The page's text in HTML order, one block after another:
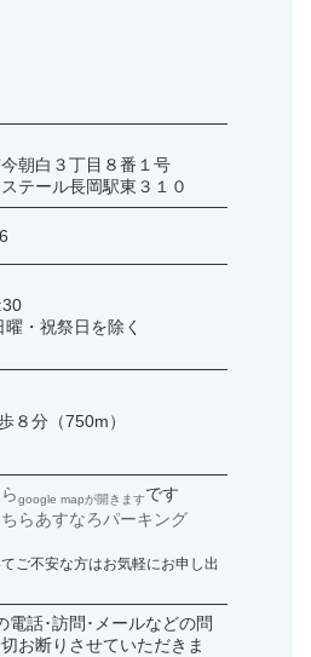
朝白３丁目８番１号
テール長岡駅東３１０
・祝祭日を除く
８分（750m）
google mapが開きますです
ちらあすなろパーキング
ご不安な方はお気軽にお申し出
電話･訪問･メールなどの問
お断りさせていただきま